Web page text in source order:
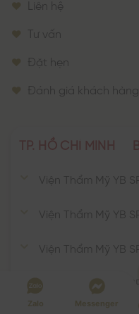
Liên hệ
Tư vấn
Đặt hẹn
Đánh giá khách hàng
TP. HỒ CHÍ MINH
Viện Thẩm Mỹ YB
Viện Thẩm Mỹ YB
Viện Thẩm Mỹ YB
Viện Thẩm Mỹ YB
Zalo Messenger